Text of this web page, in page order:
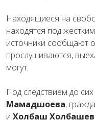
Находящиеся на
находятся под
источники сообщают
прослушиваются,
могут.
Под следствием до
Мамадшоева,
и Холбаш Холбашев